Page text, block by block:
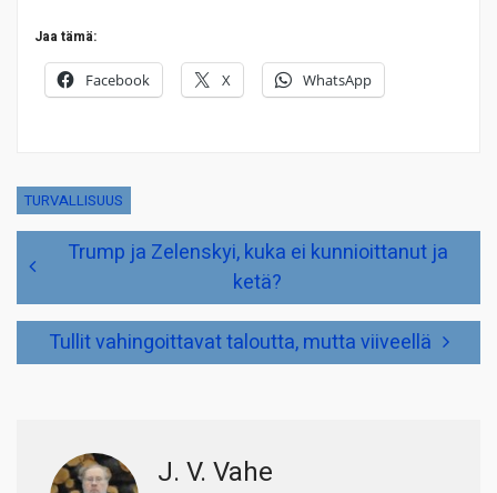
Jaa tämä:
Facebook X WhatsApp
TURVALLISUUS
Artikkelien
selaus
Trump ja Zelenskyi, kuka ei kunnioittanut ja
ketä?
Tullit vahingoittavat taloutta, mutta viiveellä
J. V. Vahe